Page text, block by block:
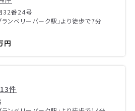
32番24号
ンベリーパーク駅」より徒歩で7分
円
13件